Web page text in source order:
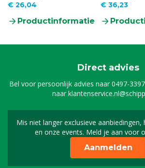
€ 26,04
Productinformatie
€ 36,23
Direct advies
Bel voor persoonlijk advies naar0497-
naar
Mis niet langer exclusieve
en onze events. Meld je aan voor
Schrijf
Aanmelden